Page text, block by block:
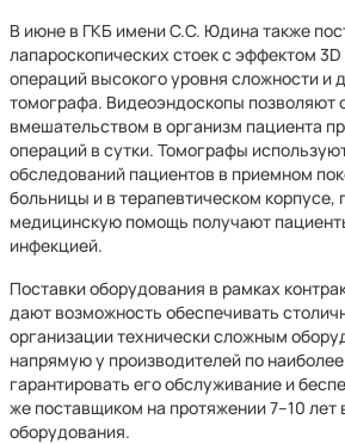
В июне в ГКБ имени С.С. Юдина также
лапароскопических стоек с эффектом
операций высокого уровня сложности и
томографа. Видеоэндоскопы позволяют
вмешательством в организм пациента
операций в сутки. Томографы
обследований пациентов в приемном
больницы и в терапевтическом корпусе,
медицинскую помощь получают
инфекцией.
Поставки оборудования в рамках
дают возможность обеспечивать
организации технически сложным
напрямую у производителей по
гарантировать его обслуживание и
же поставщиком на протяжении 7–10 лет
оборудования.